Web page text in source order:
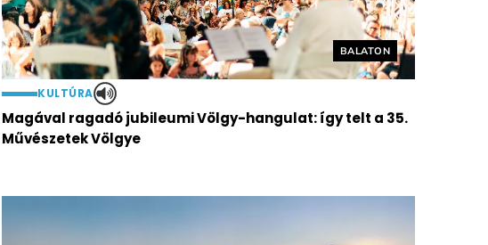
Helyszín címkék:
BALATON
KULTÚRA
Magával ragadó jubileumi Völgy-hangulat: így telt a 35.
Művészetek Völgye